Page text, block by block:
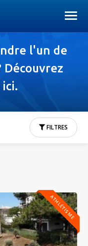
l'un de
Découvrez
FILTRES
ATHLÉTISME